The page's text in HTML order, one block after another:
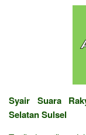
Syair Suara
Selatan Sulsel